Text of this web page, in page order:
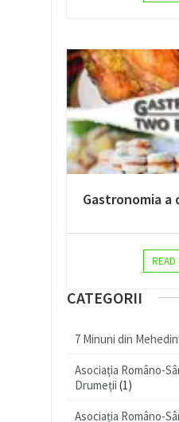
Gastronomia a
READ
CATEGORII
7 Minuni din
Asociația Româno-
Drumeții (1)
Asociația Româno-